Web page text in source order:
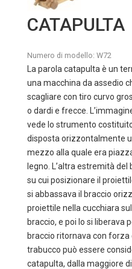
CATAPULTA
Numero di modello: W72
La parola catapulta è un
una macchina da assedio
scagliare con tiro curvo
o dardi e frecce.
vede lo strumento
disposta orizzontalmente
mezzo alla quale era
legno. L’altra estremità
su cui posizionare il
si abbassava il braccio
proiettile nella cucchiara
braccio, e poi lo si liberava
braccio ritornava con forza
trabucco può essere
catapulta, dalla maggiore